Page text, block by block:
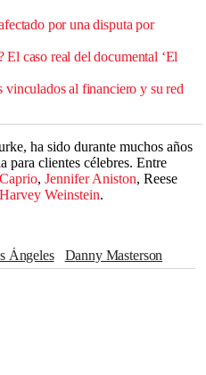
por una disputa por
caso real del documental ‘El
vinculados al financiero y su red
ha sido durante muchos años
para clientes célebres. Entre
, Jennifer Aniston, Reese
Harvey Weinstein.
Ángeles
Danny Masterson